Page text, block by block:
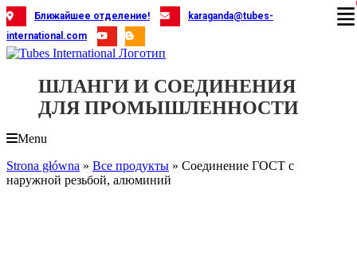
Skip
to
content
Ближайшее отделение!
karaganda@tubes-
international.com
ШЛАНГИ И СОЕДИНЕНИЯ
ДЛЯ ПРОМЫШЛЕННОСТИ
Menu
Strona główna » Все продукты » Соединение ГОСТ с
наружной резьбой, алюминий